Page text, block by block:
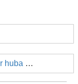
Má čiernu bodku javor huba ovplyvniť jabloní